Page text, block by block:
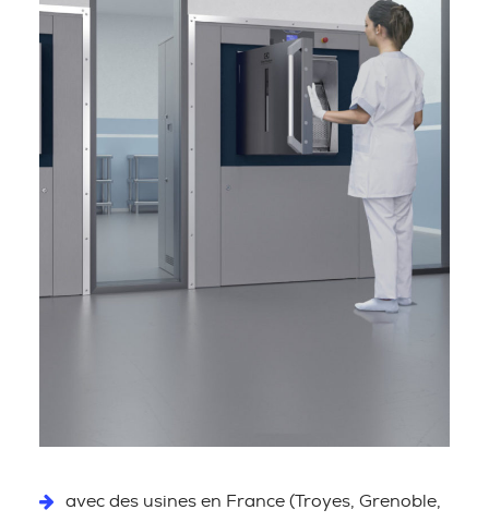
avec des usines en France (Troyes, Grenoble,